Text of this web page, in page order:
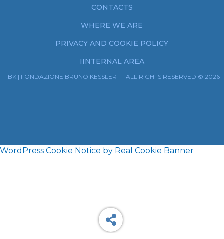
CONTACTS
WHERE WE ARE
PRIVACY AND COOKIE POLICY
IINTERNAL AREA
FBK | FONDAZIONE BRUNO KESSLER — ALL RIGHTS RESERVED © 2026
WordPress Cookie Notice by Real Cookie Banner